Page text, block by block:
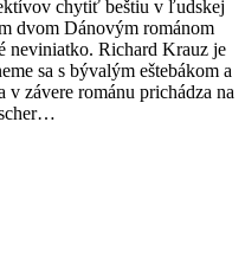
chytiť beštiu v ľudskej
dvom Dánovým románom
neviniatko. Richard Krauz je
sa s bývalým eštebákom a
závere románu prichádza na